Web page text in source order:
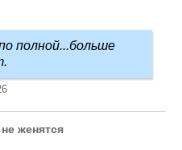
полной...больше
женятся